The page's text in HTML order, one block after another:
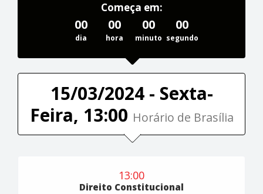
Começa em:
00
dia
00
hora
00
minuto
00
segundo
15/03/2024 - Sexta-
Feira, 13:00 Horário de Brasília
13:00
Direito Constitucional